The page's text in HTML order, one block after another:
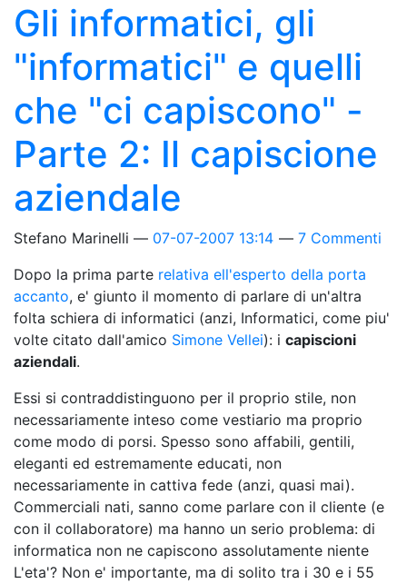
Gli informatici, gli
"informatici" e quelli
che "ci capiscono" -
Parte 2: Il capiscione
aziendale
Stefano Marinelli 07-07-2007 13:14
7 Commenti
Dopo la prima parte relativa ell'esperto della porta
accanto, e' giunto il momento di parlare di un'altra
folta schiera di informatici (anzi, Informatici, come piu'
volte citato dall'amico Simone Vellei): i capiscioni
aziendali.
Essi si contraddistinguono per il proprio stile, non
necessariamente inteso come vestiario ma proprio
come modo di porsi. Spesso sono affabili, gentili,
eleganti ed estremamente educati, non
necessariamente in cattiva fede (anzi, quasi mai).
Commerciali nati, sanno come parlare con il cliente (e
con il collaboratore) ma hanno un serio problema: di
informatica non ne capiscono assolutamente niente
L'eta'? Non e' importante, ma di solito tra i 30 e i 55